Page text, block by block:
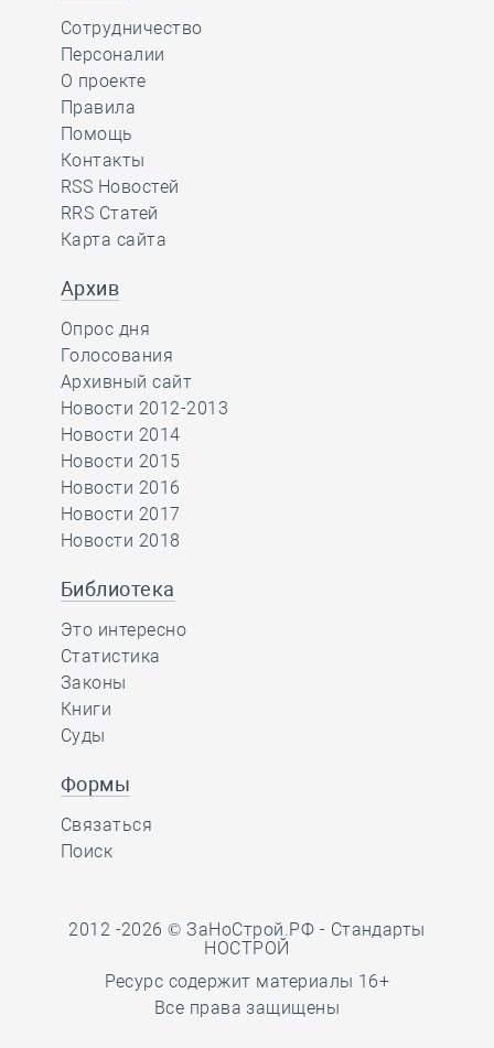
Сотрудничество
Персоналии
О проекте
Правила
Помощь
Контакты
RSS Новостей
RRS Статей
Карта сайта
Архив
Опрос дня
Голосования
Архивный сайт
Новости 2012-2013
Новости 2014
Новости 2015
Новости 2016
Новости 2017
Новости 2018
Библиотека
Это интересно
Статистика
Законы
Книги
Суды
Формы
Связаться
Поиск
2012 -2026 © ЗаНоСтрой.РФ - Стандарты
НОСТРОЙ
Ресурс содержит материалы 16+
Все права защищены